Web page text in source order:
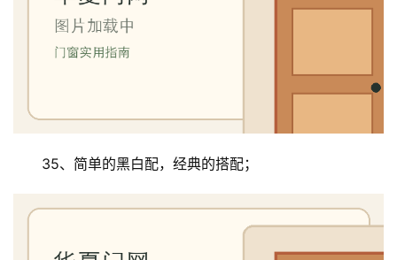
35、简单的黑白配，经典的搭配；